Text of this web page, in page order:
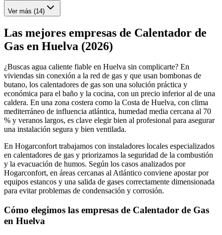
Ver más (14)
Las mejores empresas de Calentador de
Gas en Huelva (2026)
¿Buscas agua caliente fiable en Huelva sin complicarte? En
viviendas sin conexión a la red de gas y que usan bombonas de
butano, los calentadores de gas son una solución práctica y
económica para el baño y la cocina, con un precio inferior al de una
caldera. En una zona costera como la Costa de Huelva, con clima
mediterráneo de influencia atlántica, humedad media cercana al 70
% y veranos largos, es clave elegir bien al profesional para asegurar
una instalación segura y bien ventilada.
En Hogarconfort trabajamos con instaladores locales especializados
en calentadores de gas y priorizamos la seguridad de la combustión
y la evacuación de humos. Según los casos analizados por
Hogarconfort, en áreas cercanas al Atlántico conviene apostar por
equipos estancos y una salida de gases correctamente dimensionada
para evitar problemas de condensación y corrosión.
Cómo elegimos las empresas de Calentador de Gas
en Huelva